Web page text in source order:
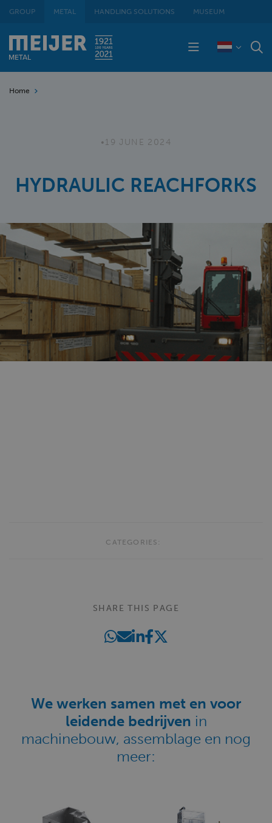
GROUP METAL HANDLING SOLUTIONS MUSEUM
Home
•19 JUNE 2024
HYDRAULIC REACHFORKS
CATEGORIES:
SHARE THIS PAGE
We werken samen met en voor
leidende bedrijven in
machinebouw, assemblage en nog
meer: